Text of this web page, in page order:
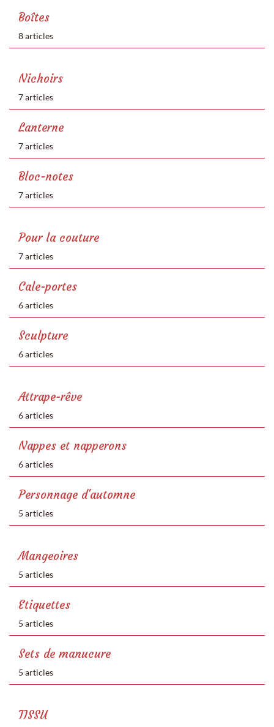
Boîtes
8 articles
Nichoirs
7 articles
Lanterne
7 articles
Bloc-notes
7 articles
Pour la couture
7 articles
Cale-portes
6 articles
Sculpture
6 articles
Attrape-rêve
6 articles
Nappes et napperons
6 articles
Personnage d'automne
5 articles
Mangeoires
5 articles
Etiquettes
5 articles
Sets de manucure
5 articles
TISSU